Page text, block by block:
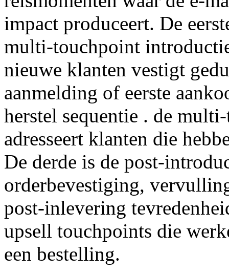
impact produceert. De
multi-touchpoint
nieuwe klanten vestigt
aanmelding of eerste
herstel sequentie . de
adresseert klanten die
De derde is de post-
orderbevestiging,
post-inlevering
upsell touchpoints die
een bestelling.